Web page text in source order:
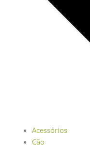
Acessórios
Cão